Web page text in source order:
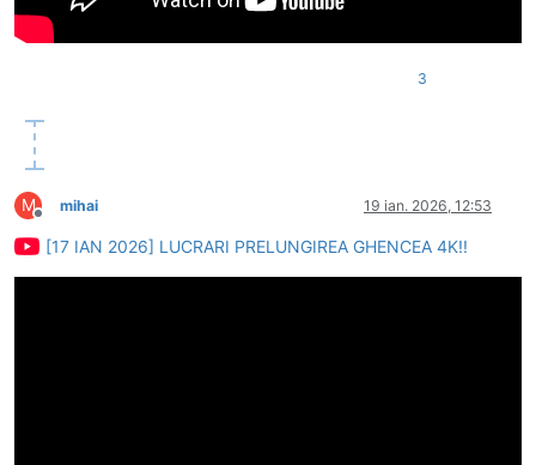
3
M
Deconectat
mihai 19 ian. 2026, 12:53
[17 IAN 2026] LUCRARI PRELUNGIREA GHENCEA 4K!!